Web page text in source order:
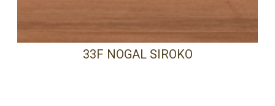
33F NOGAL SIROKO